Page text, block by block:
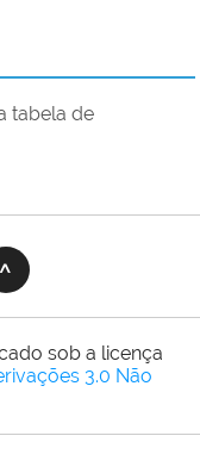
tabela de
sob a licença
3.0 Não